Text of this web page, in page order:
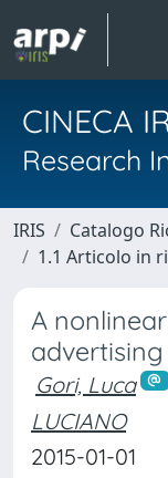
CINECA
Research
IRIS Catalogo
1.1 Articolo in
A
advertising
Gori, Luca
LUCIANO
2015-01-01